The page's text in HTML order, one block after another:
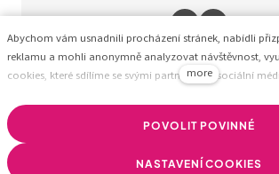
Abychom vám usnadnili procházení stránek, nabídli
reklamu a mohli anonymně analyzovat návštěvnost,
cookies, které sdílíme se svými partnery pro sociální
změnit v patičce webu. Podrobnější informace najdete v
ochrany osobních údajů a používání souborů cookies.
cookies?
more
POVOLIT POVINNÉ
NASTAVENÍ COOKIES